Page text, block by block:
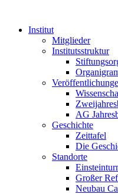
Institut
Mitglieder
Institutsstruktur
AG
Geschichte
Zeittafel
Die
Standorte
Großer
Neubau